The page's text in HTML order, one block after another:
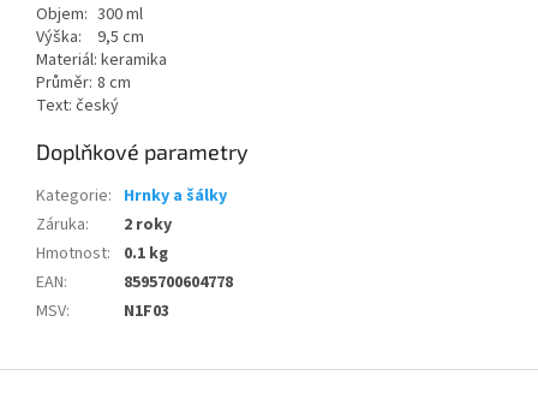
Objem: 300 ml
Výška:
9,5 cm
Materiál: keramika
Průměr: 8 cm
Text: český
Doplňkové parametry
Kategorie: Hrnky a šálky
Záruka:
2 roky
Hmotnost:
0.1 kg
EAN:
8595700604778
MSV: N1F03